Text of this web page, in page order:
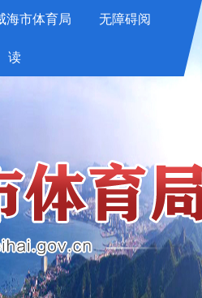
海市体育局 无障碍阅
读